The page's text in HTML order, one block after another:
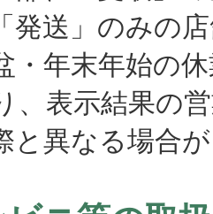
」のみの店
年末年始の
、表示結果の
異なる場合が